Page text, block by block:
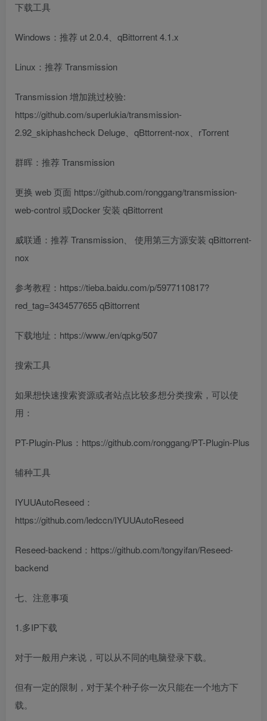
下载工具
Windows：推荐 ut 2.0.4、qBittorrent 4.1.x
Linux：推荐 Transmission
Transmission 增加跳过校验:
https://github.com/superlukia/transmission-
2.92_skiphashcheck Deluge、qBttorrent-nox、rTorrent
群晖：推荐 Transmission
更换 web 页面 https://github.com/ronggang/transmission-
web-control 或Docker 安装 qBittorrent
威联通：推荐 Transmission、 使用第三方源安装 qBittorrent-
nox
参考教程：https://tieba.baidu.com/p/5977110817?
red_tag=3434577655 qBittorrent
下载地址：https://www./en/qpkg/507
搜索工具
如果想快速搜索资源或者站点比较多想分类搜索，可以使
用：
PT-Plugin-Plus：https://github.com/ronggang/PT-Plugin-Plus
辅种工具
IYUUAutoReseed：
https://github.com/ledccn/IYUUAutoReseed
Reseed-backend：https://github.com/tongyifan/Reseed-
backend
七、注意事项
1.多IP下载
对于一般用户来说，可以从不同的电脑登录下载。
但有一定的限制，对于某个种子你一次只能在一个地方下
载。